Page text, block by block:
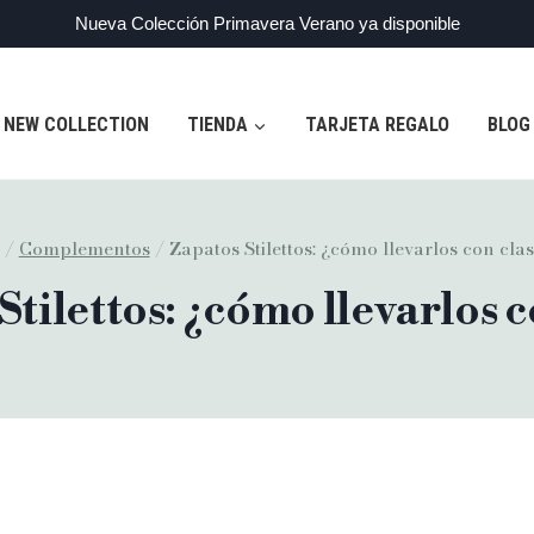
Nueva Colección Primavera Verano ya disponible
NEW COLLECTION TIENDA TARJETA REGALO BLOG
/Complementos /Zapatos Stilettos: ¿cómo llevarlos con
¿cómo llevarlos